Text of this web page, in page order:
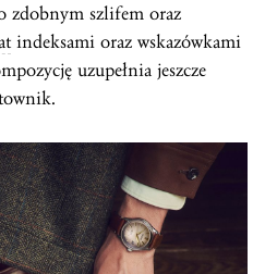
zdobnym szlifem oraz
indeksami oraz wskazówkami
uzupełnia jeszcze